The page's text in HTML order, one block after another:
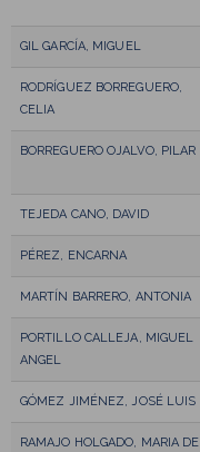
GIL GARCÍA, MIGUEL
RODRÍGUEZ BORREGUERO,
CELIA
BORREGUERO OJALVO, PILAR
TEJEDA CANO, DAVID
PÉREZ, ENCARNA
MARTÍN BARRERO, ANTONIA
PORTILLO CALLEJA, MIGUEL
ANGEL
GÓMEZ JIMÉNEZ, JOSÉ LUIS
RAMAJO HOLGADO, MARIA DE